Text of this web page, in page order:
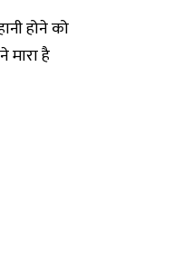
होने को
मारा है